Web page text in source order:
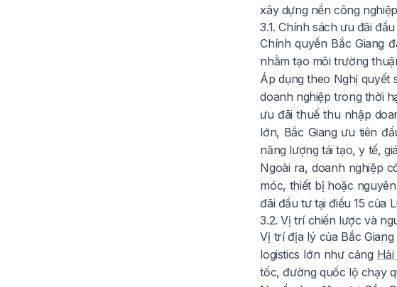
xây dựng nền công
3.1. Chính sách ưu đãi
Chính quyền Bắc Giang
nhằm tạo môi trường
Áp dụng theo Nghị quyết
doanh nghiệp trong thời
ưu đãi thuế thu nhập
lớn, Bắc Giang ưu tiên
năng lượng tái tạo, y tế,
Ngoài ra, doanh nghiệp
móc, thiết bị hoặc
đãi đầu tư tại điều 15 của
3.2. Vị trí chiến lược và
Vị trí địa lý của Bắc
logistics lớn như cảng
tốc, đường quốc lộ chạy